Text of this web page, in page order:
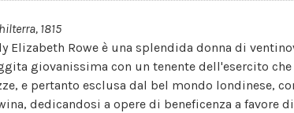
1815
Elizabeth Rowe è una splendida donna di
giovanissima con un tenente dell'esercito
e pertanto esclusa dal bel mondo londinese,
dedicandosi a opere di beneficenza a favore